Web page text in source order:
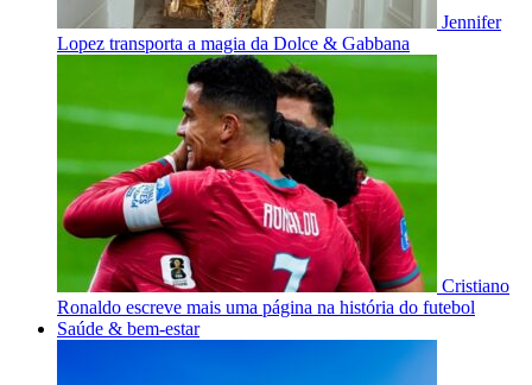
Jennifer
Lopez transporta a magia da Dolce & Gabbana
Cristiano
Ronaldo escreve mais uma página na história do futebol
Saúde & bem-estar